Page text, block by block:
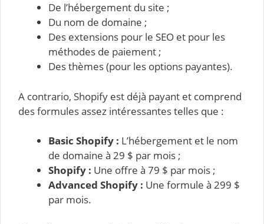
De l’hébergement du site ;
Du nom de domaine ;
Des extensions pour le SEO et pour les
méthodes de paiement ;
Des thèmes (pour les options payantes).
A contrario, Shopify est déjà payant et comprend
des formules assez intéressantes telles que :
Basic Shopify : L’hébergement et le nom
de domaine à 29 $ par mois ;
Shopify : Une offre à 79 $ par mois ;
Advanced Shopify : Une formule à 299 $
par mois.